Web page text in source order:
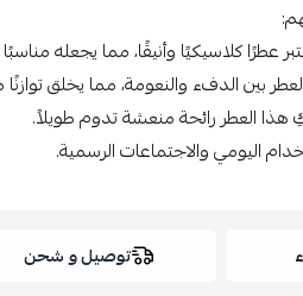
عطرًا كلاسيكيًا وأنيقًا، مما يجعله
بين الدفء والنعومة، مما يخلق توازنًا
هذا العطر رائحة منعشة تدوم طويلاً.
اليومي والاجتماعات الرسمية.
توصيل و شحن